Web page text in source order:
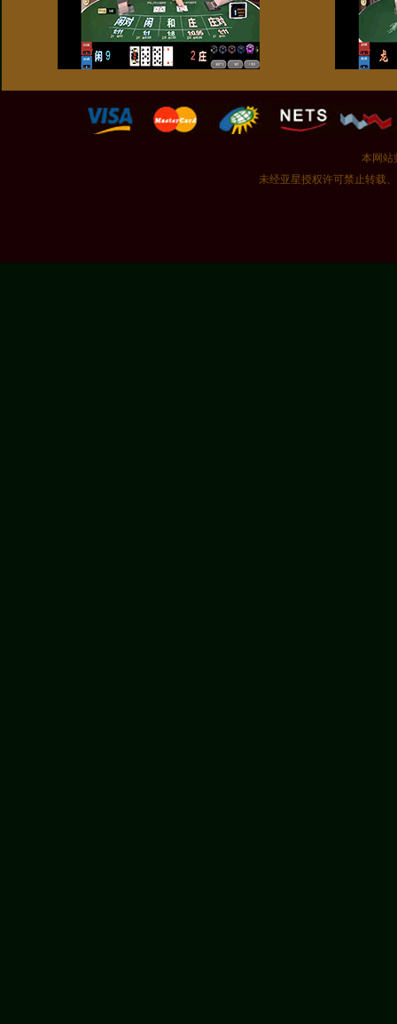
本网站
未经亚星授权许可禁止转载